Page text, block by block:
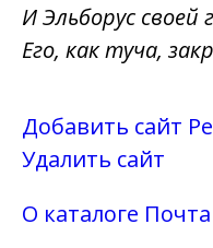
И Эльборус своей
Его, как туча,
Добавить сайт
Удалить сайт
О каталоге Почта